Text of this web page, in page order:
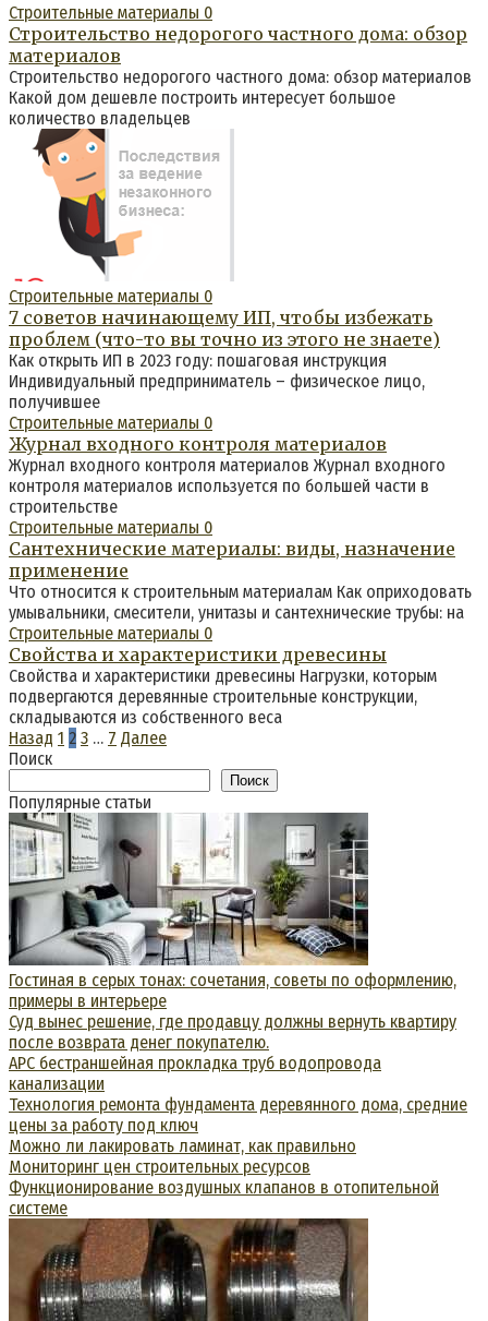
Строительные материалы 0
Строительство недорогого частного дома: обзор
материалов
Строительство недорогого частного дома: обзор материалов
Какой дом дешевле построить интересует большое
количество владельцев
Строительные материалы 0
7 советов начинающему ИП, чтобы избежать
проблем (что-то вы точно из этого не знаете)
Как открыть ИП в 2023 году: пошаговая инструкция
Индивидуальный предприниматель – физическое лицо,
получившее
Строительные материалы 0
Журнал входного контроля материалов
Журнал входного контроля материалов Журнал входного
контроля материалов используется по большей части в
строительстве
Строительные материалы 0
Сантехнические материалы: виды, назначение
применение
Что относится к строительным материалам Как оприходовать
умывальники, смесители, унитазы и сантехнические трубы: на
Строительные материалы 0
Свойства и характеристики древесины
Свойства и характеристики древесины Нагрузки, которым
подвергаются деревянные строительные конструкции,
складываются из собственного веса
Пагинация
записей
Назад 1 2 3 … 7 Далее
Поиск
Поиск
Популярные статьи
Гостиная в серых тонах: сочетания, советы по оформлению,
примеры в интерьере
Суд вынес решение, где продавцу должны вернуть квартиру
после возврата денег покупателю.
АРС бестраншейная прокладка труб водопровода
канализации
Технология ремонта фундамента деревянного дома, средние
цены за работу под ключ
Можно ли лакировать ламинат, как правильно
Мониторинг цен строительных ресурсов
Функционирование воздушных клапанов в отопительной
системе